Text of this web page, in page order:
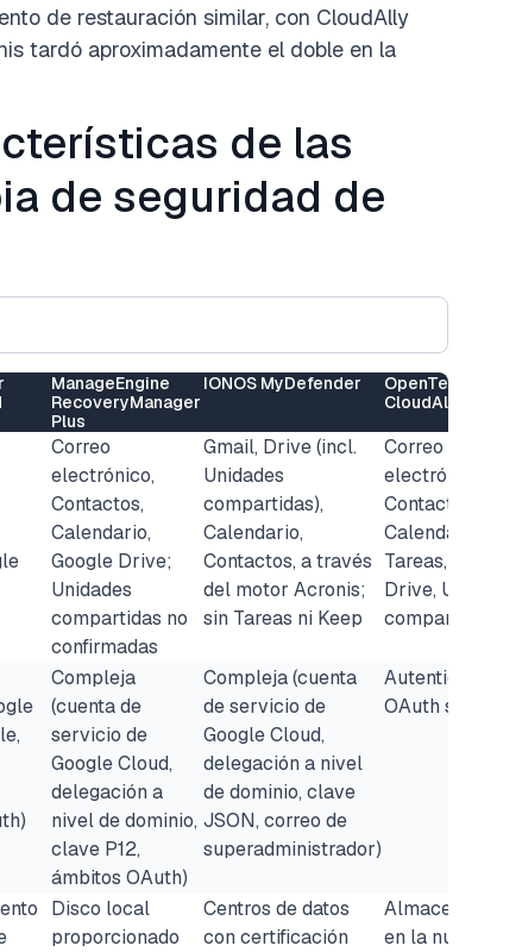
de restauración similar, con CloudAlly
tardó aproximadamente el doble en la
de las
de seguridad de
ManageEngine
RecoveryManager
Plus
IONOS MyDefender
OpenText
CloudAlly
Correo
electrónico,
Contactos,
Calendario,
Google Drive;
Unidades
compartidas no
confirmadas
Gmail, Drive (incl.
Unidades
compartidas),
Calendario,
Contactos, a través
del motor Acronis;
sin Tareas ni Keep
Correo
electrónico,
Contactos,
Calendario,
Tareas, Google
Drive, Unidades
compartidas
Compleja
(cuenta de
servicio de
Google Cloud,
delegación a
nivel de dominio,
clave P12,
ámbitos OAuth)
Compleja (cuenta
de servicio de
Google Cloud,
delegación a nivel
de dominio, clave
JSON, correo de
superadministrador)
Autenticación
OAuth simple
Disco local
proporcionado
Centros de datos
con certificación
Almacenamiento
en la nube de